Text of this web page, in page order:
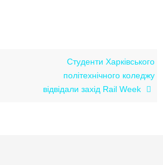
Студенти Харківського
політехнічного коледжу
відвідали захід Rail Week